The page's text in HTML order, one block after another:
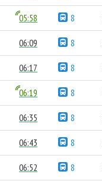
05:58 8
06:09 8
06:17 8
06:19 8
06:35 8
06:43 8
06:52 8